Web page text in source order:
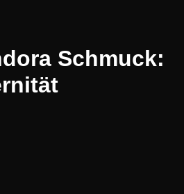
Schmuck: